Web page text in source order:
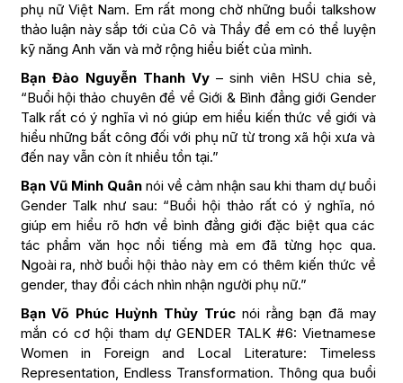
phụ nữ Việt Nam. Em rất mong chờ những buổi talkshow
thảo luận này sắp tới của Cô và Thầy để em có thể luyện
kỹ năng Anh văn và mở rộng hiểu biết của mình.
Bạn Đào Nguyễn Thanh Vy– sinh viên HSU chia sẻ,
“Buổi hội thảo chuyên đề về Giới & Bình đẳng giới Gender
Talk rất có ý nghĩa vì nó giúp em hiểu kiến thức về giới và
hiểu những bất công đối với phụ nữ từ trong xã hội xưa và
đến nay vẫn còn ít nhiều tồn tại.”
Bạn Vũ Minh Quânnói về cảm nhận sau khi tham dự buổi
Gender Talk như sau: “Buổi hội thảo rất có ý nghĩa, nó
giúp em hiểu rõ hơn về bình đẳng giới đặc biệt qua các
tác phẩm văn học nổi tiếng mà em đã từng học qua.
Ngoài ra, nhờ buổi hội thảo này em có thêm kiến thức về
gender, thay đổi cách nhìn nhận người phụ nữ.”
Bạn Võ Phúc Huỳnh Thủy Trúc nói rằng bạn đã may
mắn có cơ hội tham dự GENDER TALK #6: Vietnamese
Women in Foreign and Local Literature: Timeless
Representation, Endless Transformation. Thông qua buổi